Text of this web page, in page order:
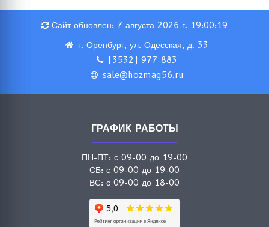
Сайт обновлен: 7 августа 2026 г. 19:00:19
г. Оренбург, ул. Одесская, д. 33
(3532) 977-883
sale@hozmag56.ru
ГРАФИК РАБОТЫ
ПН-ПТ: с 09-00 до 19-00
СБ: с 09-00 до 19-00
ВС: с 09-00 до 18-00